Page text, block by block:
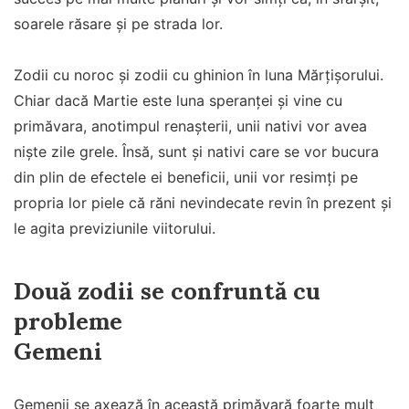
soarele răsare și pe strada lor.
Zodii cu noroc și zodii cu ghinion în luna Mărțișorului.
Chiar dacă Martie este luna speranței și vine cu
primăvara, anotimpul renașterii, unii nativi vor avea
niște zile grele. Însă, sunt și nativi care se vor bucura
din plin de efectele ei beneficii, unii vor resimți pe
propria lor piele că răni nevindecate revin în prezent și
le agita previziunile viitorului.
Două zodii se confruntă cu
probleme
Gemeni
Gemenii se axează în această primăvară foarte mult